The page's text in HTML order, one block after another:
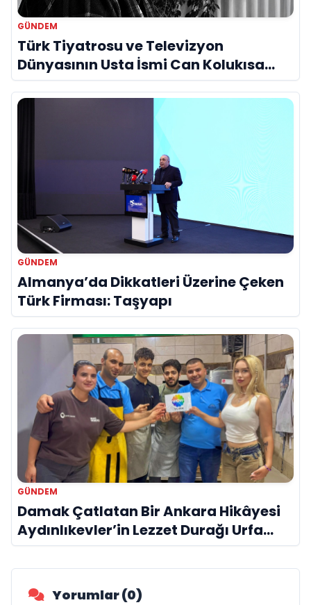
GÜNDEM
Türk Tiyatrosu ve Televizyon
Dünyasının Usta İsmi Can Kolukısa
Hayatını Kaybetti
GÜNDEM
Almanya’da Dikkatleri Üzerine Çeken
Türk Firması: Taşyapı
GÜNDEM
Damak Çatlatan Bir Ankara Hikâyesi
Aydınlıkevler’in Lezzet Durağı Urfa
Damak
Yorumlar (0)